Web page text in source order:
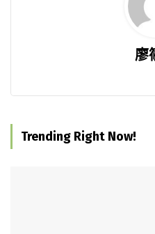
廖
Trending Right Now!